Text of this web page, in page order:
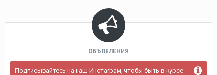
ОБЪЯВЛЕНИЯ
Подписывайтесь на наш Инстаграм, чтобы быть в курсе